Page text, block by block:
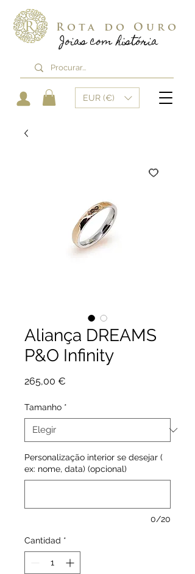
Joias com história
Rota do Ouro
EUR (€)
Aliança DREAMS
P&O Infinity
265,00 €
Tamanho *
Personalização interior se desejar (
ex: nome, data) (opcional)
0/20
Cantidad *